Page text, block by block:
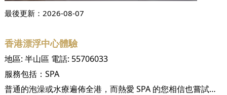
最後更新： 2026-08-07
香港漂浮中心體驗
地區: 半山區 電話: 55706033
服務包括： SPA
普通的泡澡或水療遍佈全港，而熱愛 SPA 的您相信也嘗試了無數次這些平平無奇的 SPA，實在是零新鮮感。而席捲全球的零重力漂浮相信能為 SPA 愛好者的您帶來嶄新的水療體驗。試想像一下，當您能夠在一個寧靜悠和的空間裏，閉上雙眼，放鬆身心，在一個零重力狀態下漂浮於水上，定必會讓您體驗前所未有的平靜和放鬆，享受一次空前的 SPA 星級之旅！ Float Co 的環境清淨無比，配合上昏暗的燈光，隔絕了城市的煩囂，讓您能在這個舒適的環境裡，放空大腦，進入深層冥想，壓力和煩惱自自然然便能消失殆盡，達至身、心、靈放鬆的境界。 當您踏進屬於您的漂浮艙，意味著您的無重力漂浮之旅正式展開，盡情享受只屬於您的時刻…